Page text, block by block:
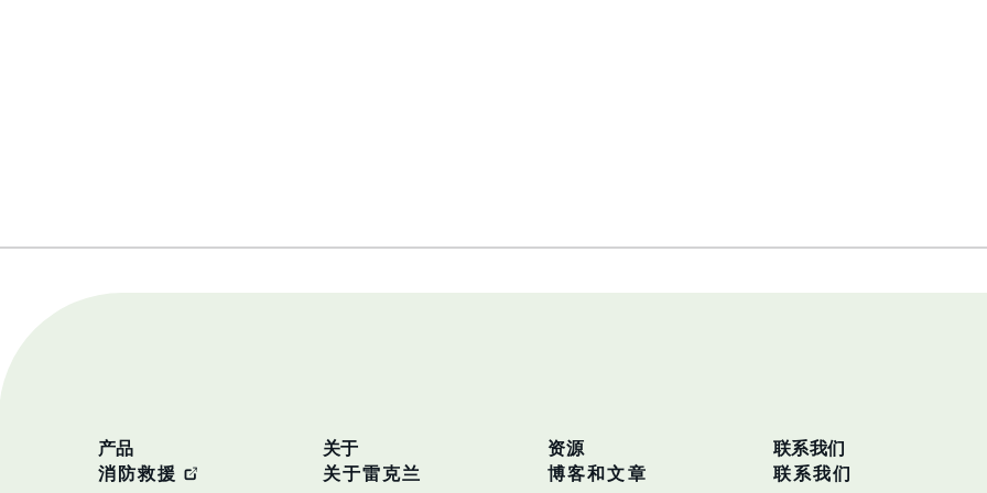
产品
消防救援
关于
关于雷克兰
资源
博客和文章
联系我们
联系我们